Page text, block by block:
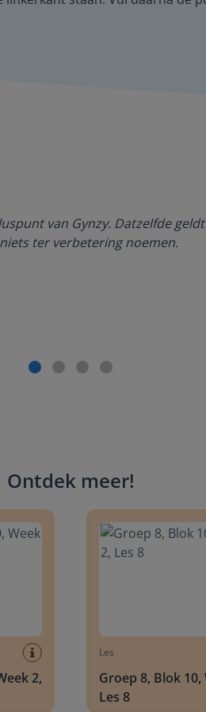
van Gynzy. Datzelfde
ter verbetering noemen.
Ontdek meer!
2,
Les
Groep 8, Blok 10,
Les 8